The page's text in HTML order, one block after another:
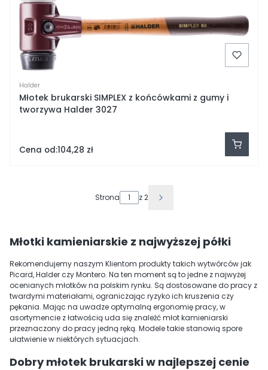
Halder
Młotek brukarski SIMPLEX z końcówkami z gumy i
tworzywa Halder 3027
Cena od:104,28 zł
Strona z 2
Młotki kamieniarskie z najwyższej półki
Rekomendujemy naszym Klientom produkty takich wytwórców jak
Picard, Halder czy Montero. Na ten moment są to jedne z najwyżej
ocenianych młotków na polskim rynku. Są dostosowane do pracy z
twardymi materiałami, ograniczając ryzyko ich kruszenia czy
pękania. Mając na uwadze optymalną ergonomię pracy, w
asortymencie z łatwością uda się znaleźć młot kamieniarski
przeznaczony do pracy jedną ręką. Modele takie stanowią spore
ułatwienie w niektórych sytuacjach.
Dobry młotek brukarski w najlepszej cenie